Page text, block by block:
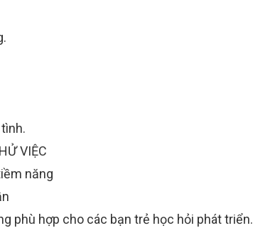
VIỆC
năng
phù hợp cho các bạn trẻ học hỏi phát triển.